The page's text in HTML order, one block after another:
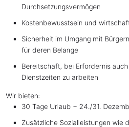
Durchsetzungsvermögen
Kostenbewusstsein und
Sicherheit im Umgang mit
für deren Belange
Bereitschaft, bei Erfordernis
Dienstzeiten zu arbeiten
Wir bieten:
30 Tage Urlaub + 24./31.
Zusätzliche Sozialleistungen wie